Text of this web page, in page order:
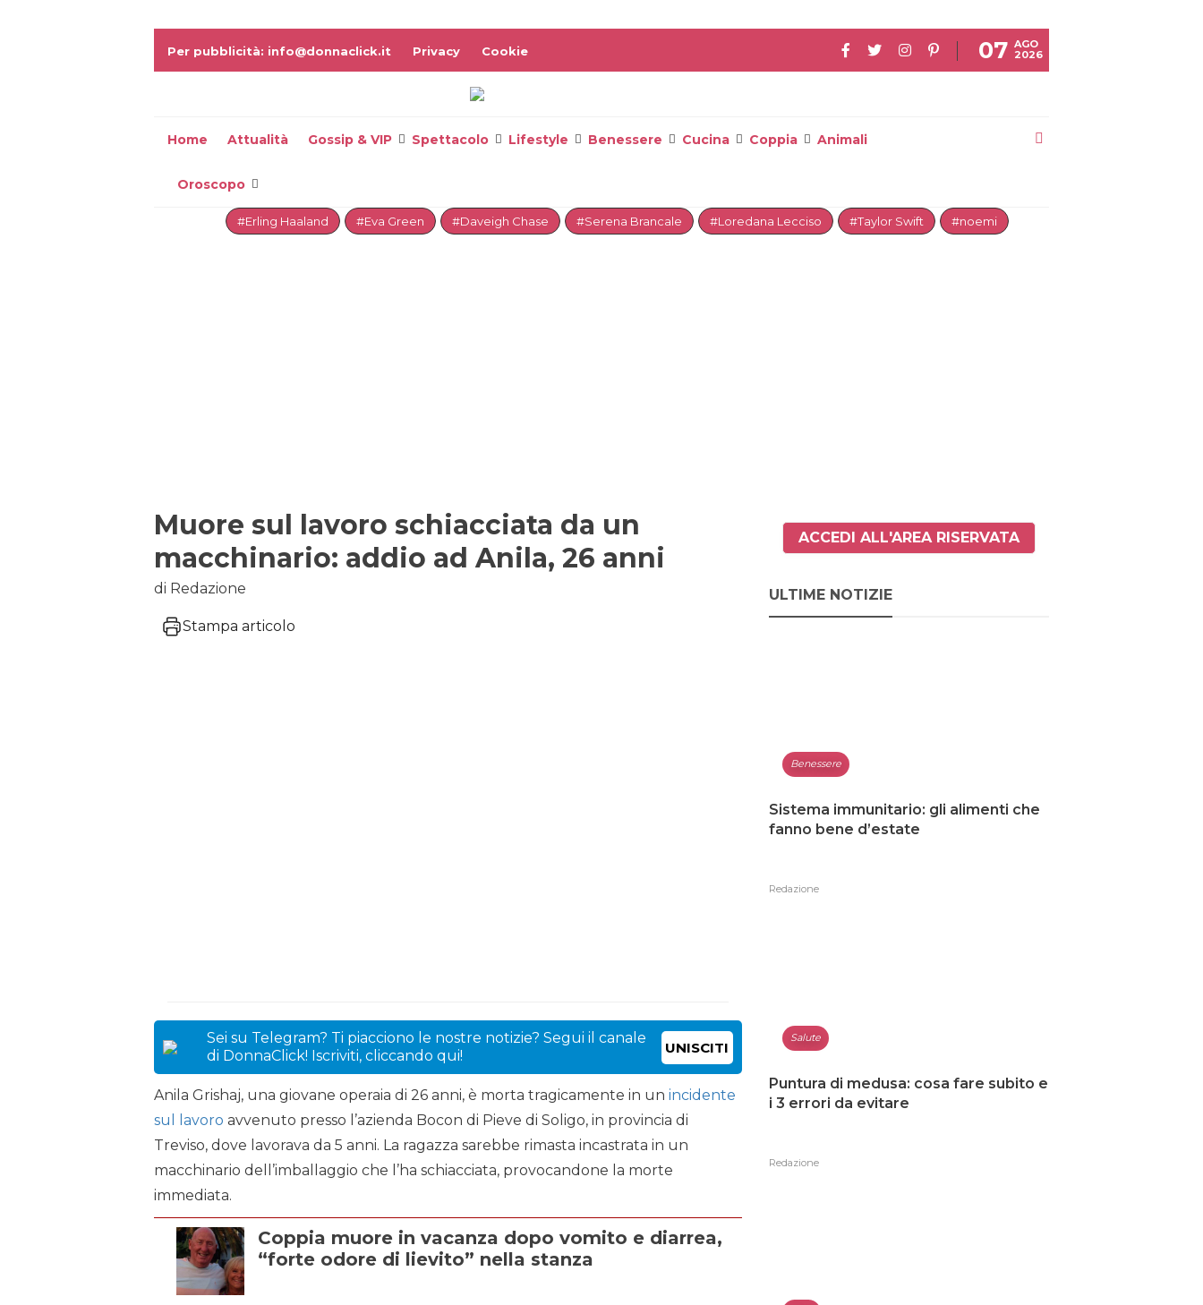
Per pubblicità: info@donnaclick.it Privacy Cookie 07 AGO
2026
Home Attualità Gossip & VIP Spettacolo Lifestyle Benessere Cucina Coppia Animali
Oroscopo
#Erling Haaland #Eva Green #Daveigh Chase #Serena Brancale #Loredana Lecciso #Taylor Swift #noemi
Muore sul lavoro schiacciata da un
macchinario: addio ad Anila, 26 anni
di Redazione
Stampa articolo
Sei su Telegram? Ti piacciono le nostre notizie? Segui il canale
di DonnaClick! Iscriviti, cliccando qui!
UNISCITI
Anila Grishaj, una giovane operaia di 26 anni, è morta tragicamente in un incidente
sul lavoro avvenuto presso l’azienda Bocon di Pieve di Soligo, in provincia di
Treviso, dove lavorava da 5 anni. La ragazza sarebbe rimasta incastrata in un
macchinario dell’imballaggio che l’ha schiacciata, provocandone la morte
immediata.
Coppia muore in vacanza dopo vomito e diarrea,
“forte odore di lievito” nella stanza
ACCEDI ALL'AREA RISERVATA
ULTIME NOTIZIE
Benessere
Sistema immunitario: gli alimenti che
fanno bene d’estate
Redazione
Salute
Puntura di medusa: cosa fare subito e
i 3 errori da evitare
Redazione